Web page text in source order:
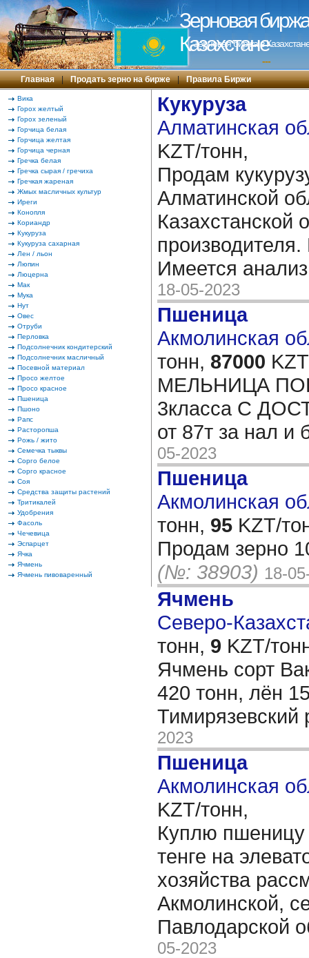
Зерновая
Казахстане
Зерновая биржа в
---
Главная | Продать зерно на бирже | Правила Биржи
Вика
Горох желтый
Горох зеленый
Горчица белая
Горчица желтая
Горчица черная
Гречка белая
Гречка сырая / гречиха
Гречкая жареная
Жмых масличных культур
Иреги
Конопля
Кориандр
Кукуруза
Кукуруза сахарная
Лен / льон
Люпин
Люцерна
Мак
Мука
Нут
Овес
Отруби
Перловка
Подсолнечник кондитерский
Подсолнечник масличный
Посевной материал
Просо желтое
Просо красное
Пшеница
Пшоно
Рапс
Расторопша
Рожь / жито
Семечка тыквы
Сорго белое
Сорго красное
Соя
Средства защиты растений
Тритикалей
Удобрения
Фасоль
Чечевица
Эспарцет
Ячка
Ячмень
Ячмень пивоваренный
Кукуруза
Алматинская
KZT/тонн,
Продам
Алматинской
Казахстанской
Имеется
18-05-2023
Пшеница
Акмолинская
тонн, 87000
МЕЛЬНИЦА
3класса С
от 87т за нал и
05-2023
Пшеница
Акмолинская
тонн, 95 KZT/
Продам зерно
(№: 38903) 18-
Ячмень
Северо-
тонн, 9 KZT/
Ячмень сорт
420 тонн, лён
Тимирязевский
2023
Пшеница
Акмолинская
KZT/тонн,
Куплю пшеницу
тенге на
хозяйства
Акмолинской,
Павлодарской
05-2023